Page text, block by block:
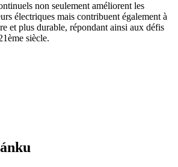
non seulement améliorent les
électriques mais contribuent également à
et plus durable, répondant ainsi aux défis
siècle.